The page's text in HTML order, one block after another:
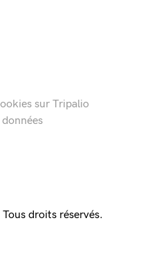
sur Tripalio
droits réservés.